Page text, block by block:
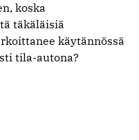
koska
täkäläisiä
käytännössä
tila-autona?